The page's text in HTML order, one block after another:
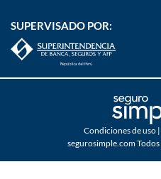
SUPERVISADO POR:
Condiciones de uso
segurosimple.com